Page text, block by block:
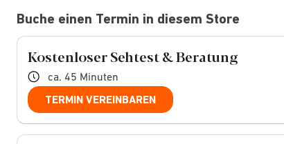
Buche einen Termin in diesem Store
Kostenloser Sehtest & Beratung
ca. 45 Minuten
TERMIN VEREINBAREN